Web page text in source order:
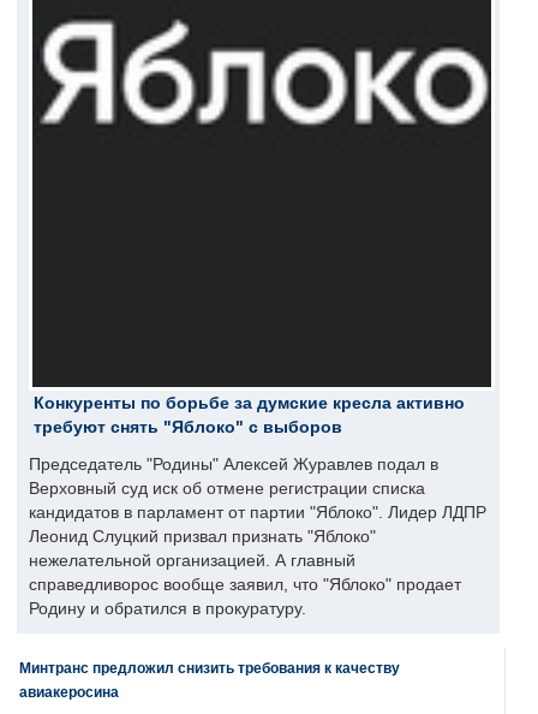
Конкуренты по борьбе за думские кресла активно
требуют снять "Яблоко" с выборов
Председатель "Родины" Алексей Журавлев подал в
Верховный суд иск об отмене регистрации списка
кандидатов в парламент от партии "Яблоко". Лидер ЛДПР
Леонид Слуцкий призвал признать "Яблоко"
нежелательной организацией. А главный
справедливорос вообще заявил, что "Яблоко" продает
Родину и обратился в прокуратуру.
Минтранс предложил снизить требования к качеству
авиакеросина